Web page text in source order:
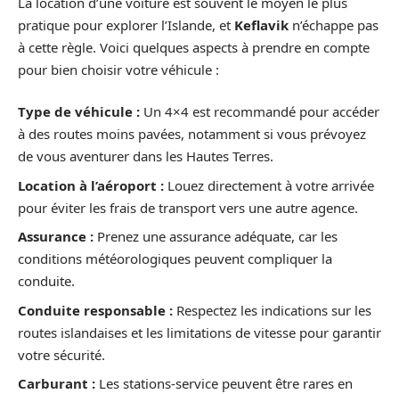
pratique pour explorer l’Islande, et Keflavik n’échappe pas
à cette règle. Voici quelques aspects à prendre en compte
pour bien choisir votre véhicule :
Type de véhicule : Un 4×4 est recommandé pour accéder
à des routes moins pavées, notamment si vous prévoyez
de vous aventurer dans les Hautes Terres.
Location à l’aéroport : Louez directement à votre arrivée
pour éviter les frais de transport vers une autre agence.
Assurance : Prenez une assurance adéquate, car les
conditions météorologiques peuvent compliquer la
conduite.
Conduite responsable : Respectez les indications sur les
routes islandaises et les limitations de vitesse pour garantir
votre sécurité.
Carburant : Les stations-service peuvent être rares en